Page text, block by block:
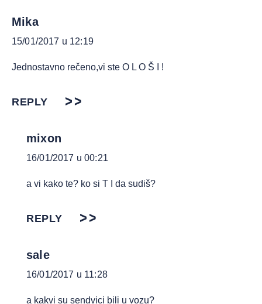
Mika
15/01/2017 u 12:19
Jednostavno rečeno,vi ste O L O Š I !
REPLY
mixon
16/01/2017 u 00:21
a vi kako te? ko si T I da sudiš?
REPLY
sale
16/01/2017 u 11:28
a kakvi su sendvici bili u vozu?